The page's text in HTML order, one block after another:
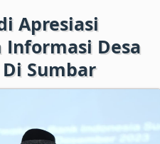
Apresiasi
Informasi Desa
Sumbar